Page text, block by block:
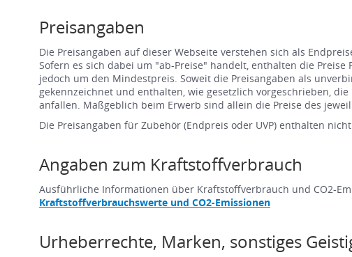
Preisangaben
Die Preisangaben auf dieser Webseite verstehen sich als
Sofern es sich dabei um "ab-Preise" handelt, enthalten die
jedoch um den Mindestpreis. Soweit die Preisangaben als
gekennzeichnet und enthalten, wie gesetzlich vorgeschrieben,
anfallen. Maßgeblich beim Erwerb sind allein die Preise des
Die Preisangaben für Zubehör (Endpreis oder UVP) enthalten
Angaben zum Kraftstoffverbrauch
Ausführliche Informationen über Kraftstoffverbrauch und CO2-
Kraftstoffverbrauchswerte und CO2-Emissionen
Urheberrechte, Marken, sonstiges